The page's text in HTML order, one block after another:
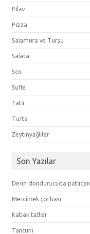
Pilav
Pizza
Salamura ve Turşu
Salata
Sos
Sufle
Tatlı
Turta
Zeytinyağlılar
Son Yazılar
Derin dondurucuda patlıcan
Mercimek çorbası
Kabak tatlısı
Tantuni